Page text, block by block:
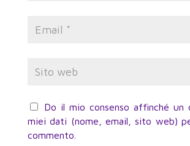
Do il mio consenso affinché un
miei dati (nome, email, sito web)
commento.